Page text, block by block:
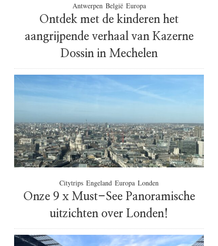
Antwerpen België Europa
Ontdek met de kinderen het
aangrijpende verhaal van Kazerne
Dossin in Mechelen
Citytrips Engeland Europa Londen
Onze 9 x Must-See Panoramische
uitzichten over Londen!